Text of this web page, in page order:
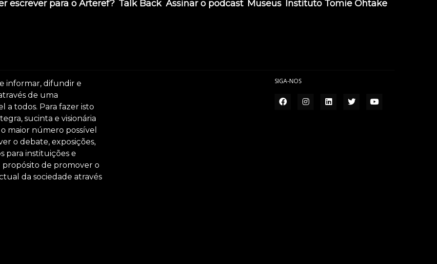
escrever para o Arteref? Talk Back Assinar o podcast Museus Instituto Tomie Ohtake
informar, difundir e
de uma
a todos. Para fazer isto
sucinta e visionária
maior número possível
o debate, exposições,
para instituições e
propósito de promover o
da sociedade através
SIGA-NOS